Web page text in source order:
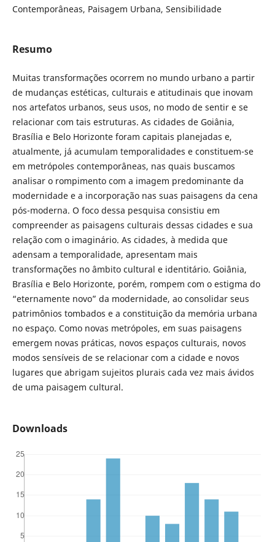
Contemporâneas, Paisagem Urbana, Sensibilidade
Resumo
Muitas transformações ocorrem no mundo urbano a partir
de mudanças estéticas, culturais e atitudinais que inovam
nos artefatos urbanos, seus usos, no modo de sentir e se
relacionar com tais estruturas. As cidades de Goiânia,
Brasília e Belo Horizonte foram capitais planejadas e,
atualmente, já acumulam temporalidades e constituem-se
em metrópoles contemporâneas, nas quais buscamos
analisar o rompimento com a imagem predominante da
modernidade e a incorporação nas suas paisagens da cena
pós-moderna. O foco dessa pesquisa consistiu em
compreender as paisagens culturais dessas cidades e sua
relação com o imaginário. As cidades, à medida que
adensam a temporalidade, apresentam mais
transformações no âmbito cultural e identitário. Goiânia,
Brasília e Belo Horizonte, porém, rompem com o estigma do
“eternamente novo” da modernidade, ao consolidar seus
patrimônios tombados e a constituição da memória urbana
no espaço. Como novas metrópoles, em suas paisagens
emergem novas práticas, novos espaços culturais, novos
modos sensíveis de se relacionar com a cidade e novos
lugares que abrigam sujeitos plurais cada vez mais ávidos
de uma paisagem cultural.
Downloads